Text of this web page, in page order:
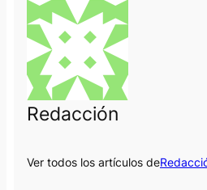
Redacción
Ver todos los artículos de